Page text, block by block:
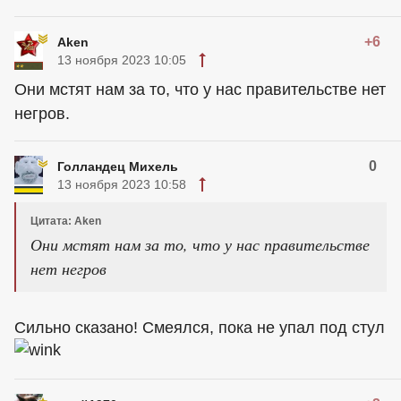
Aken +6
13 ноября 2023 10:05
Они мстят нам за то, что у нас правительстве нет
негров.
Голландец Михель 0
13 ноября 2023 10:58
Цитата: Aken
Они мстят нам за то, что у нас правительстве
нет негров
Сильно сказано! Смеялся, пока не упал под стул